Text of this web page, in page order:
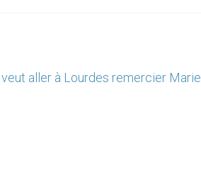
veut aller à Lourdes remercier Marie